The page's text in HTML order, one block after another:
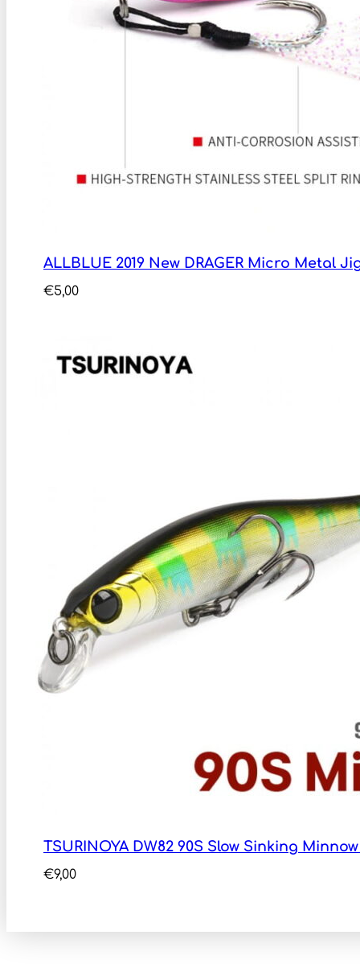
ALLBLUE 2019 New DRAGER Micro Metal
€5,00
TSURINOYA DW82 90S Slow Sinking
€9,00